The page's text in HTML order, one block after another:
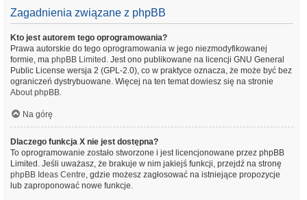
Zagadnienia związane z phpBB
Kto jest autorem tego oprogramowania?
Prawa autorskie do tego oprogramowania w jego niezmodyfikowanej
formie, ma phpBB Limited . Jest ono publikowane na licencji GNU General
Public License wersja 2 (GPL-2.0), co w praktyce oznacza, że może być bez
ograniczeń dystrybuowane. Więcej na ten temat dowiesz się na stronie
About phpBB.
Na górę
Dlaczego funkcja X nie jest dostępna?
To oprogramowanie zostało stworzone i jest licencjonowane przez phpBB
Limited. Jeśli uważasz, że brakuje w nim jakiejś funkcji, przejdź na stronę
phpBB Ideas Centre, gdzie możesz zagłosować na istniejące propozycje
lub zaproponować nowe funkcje.